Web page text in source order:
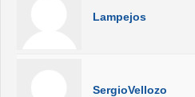
Lampejos
SergioVellozo